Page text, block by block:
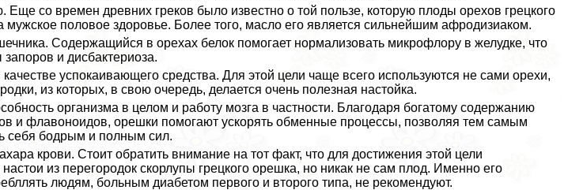
со времен древних греков было известно о той пользе, которую плоды орехов грецкого
мужское пoлoвoе здоровье. Более того, масло его является сильнейшим афродизиаком.
Содержащийся в орехах белок помогает нормализовать микрофлору в желудке, что
и дисбактериоза.
успокаивающего средства. Для этой цели чаще всего используются не сами орехи,
из которых, в свою очередь, делается очень полезная настойка.
организма в целом и работу мозга в частности. Благодаря богатому содержанию
и флавоноидов, орешки помогают ускорять обменные процессы, позволяя тем самым
себя бодрым и полным сил.
крови. Стоит обратить внимание на тот факт, что для достижения этой цели
настои из перегородок скорлупы грецкого орешка, но никак не сам плод. Именно его
людям, больным диабетом первого и второго типа, не рекомендуют.